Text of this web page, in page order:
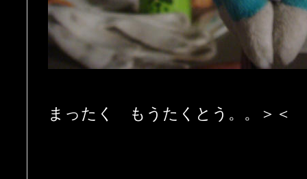
まったく もうたくとう。。＞＜